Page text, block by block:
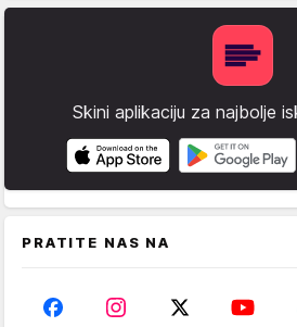
Skini aplikaciju za najbolje
PRATITE NAS NA